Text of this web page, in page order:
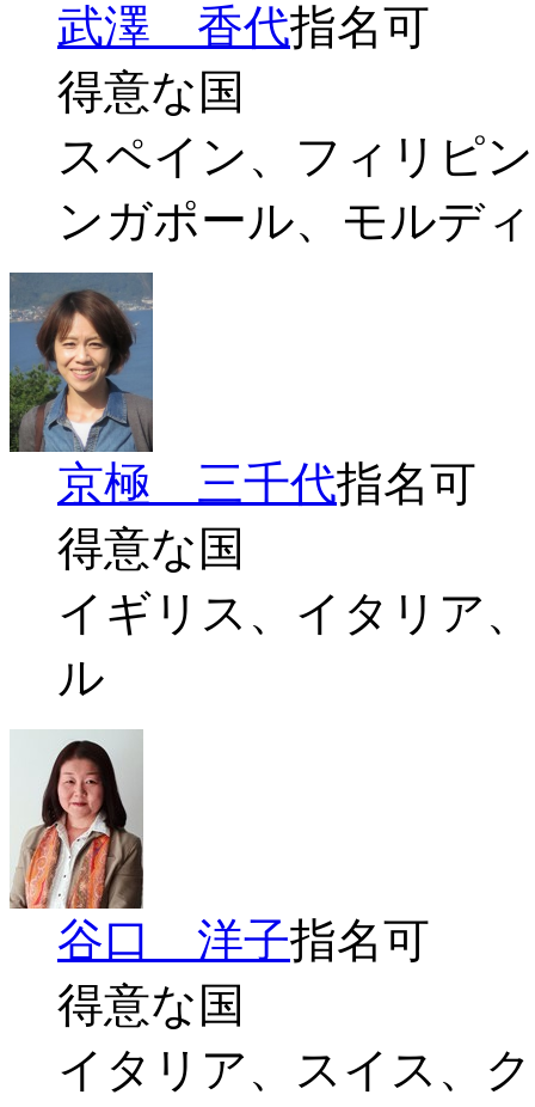
武澤 香代指名可
得意な国
スペイン、フィリピ
ンガポール、モルデ
京極 三千代指名可
得意な国
イギリス、イタリア
ル
谷口 洋子指名可
得意な国
イタリア、スイス、